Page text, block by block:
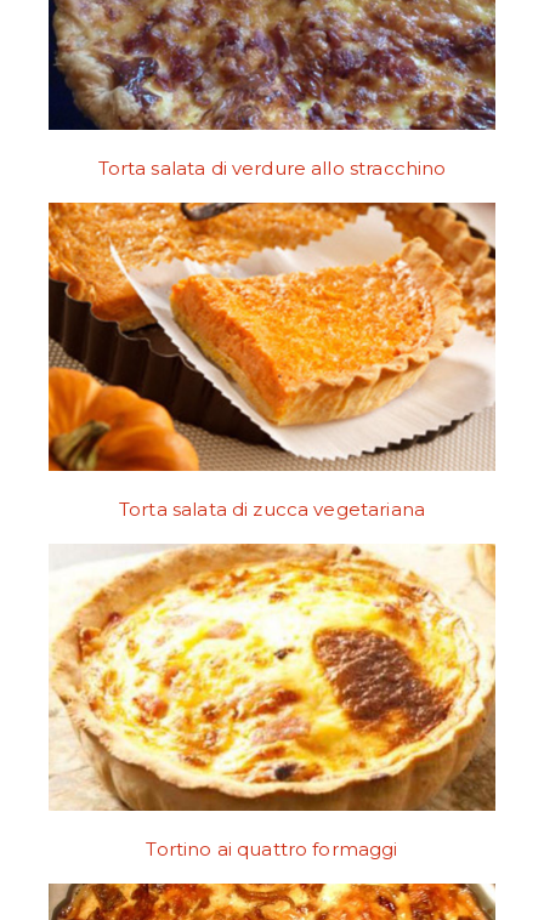
Torta salata di verdure allo stracchino
Torta salata di zucca vegetariana
Tortino ai quattro formaggi